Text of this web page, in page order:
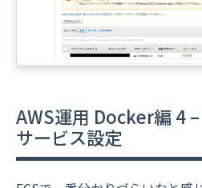
AWS運用 Docker編 4
サービス設定